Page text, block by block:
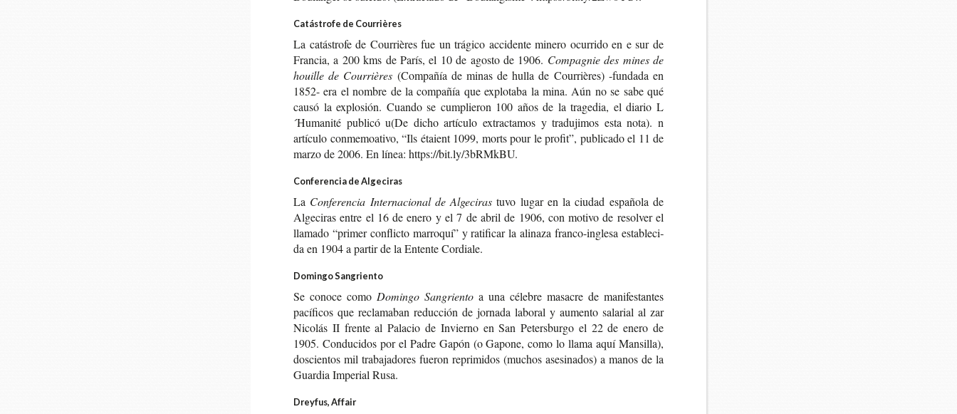
Catástrofe de Courrières
La catás­tro­fe de Courrières fue un trá­gi­co acci­den­te mine­ro ocu­rri­do en e sur de
Fran­cia, a 200 kms de París, el 10 de agos­to de 1906. Com­pag­nie des mines de
houi­lle de Courrières (Com­pa­ñía de minas de hulla de Courrières) -​fundada en
1852- era el nom­bre de la com­pa­ñía que explo­ta­ba la mina. Aún no se sabe qué
causó la explo­sión. Cuan­do se cum­plie­ron 100 años de la tra­ge­dia, el dia­rio L
´Huma­ni­té publi­có u(De dicho artícu­lo extrac­ta­mos y tra­du­ji­mos esta nota). n
artícu­lo con­me­moa­ti­vo, “Ils étaient 1099, morts pour le pro­fit”, publi­ca­do el 11 de
marzo de 2006. En línea: https://bit.ly/3bRMkBU.
Conferencia de Algeciras
La Con­fe­ren­cia Inter­na­cio­nal de Algeciras tuvo lugar en la ciu­dad espa­ño­la de
Alge­ci­ras entre el 16 de enero y el 7 de abril de 1906, con moti­vo de resol­ver el
lla­ma­do “pri­mer con­flic­to marro­quí” y rati­fi­car la ali­na­za franco-​inglesa esta­ble­ci­
da en 1904 a par­tir de la Enten­te Cordiale.
Domingo Sangriento
Se cono­ce como Domin­go Sangriento a una céle­bre masa­cre de mani­fes­tan­tes
pací­fi­cos que recla­ma­ban reduc­ción de jor­na­da labo­ral y aumen­to sala­rial al zar
Nico­lás II fren­te al Pala­cio de Invierno en San Peters­bur­go el 22 de enero de
1905. Con­du­ci­dos por el Padre Gapón (o Gapo­ne, como lo llama aquí Man­si­lla),
dos­cien­tos mil tra­ba­ja­do­res fue­ron repri­mi­dos (muchos ase­si­na­dos) a manos de la
Guar­dia Impe­rial Rusa.
Dreyfus, Affair